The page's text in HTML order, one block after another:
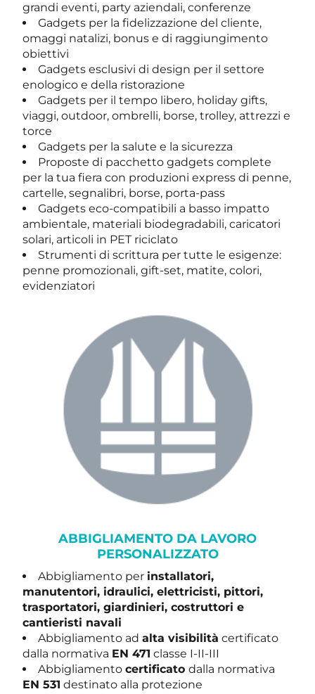
grandi eventi, party aziendali, conferenze
Gadgets per la fidelizzazione del cliente,
omaggi natalizi, bonus e di raggiungimento
obiettivi
Gadgets esclusivi di design per il settore
enologico e della ristorazione
Gadgets per il tempo libero, holiday gifts,
viaggi, outdoor, ombrelli, borse, trolley, attrezzi e
torce
Gadgets per la salute e la sicurezza
Proposte di pacchetto gadgets complete
per la tua fiera con produzioni express di penne,
cartelle, segnalibri, borse, porta-pass
Gadgets eco-compatibili a basso impatto
ambientale, materiali biodegradabili, caricatori
solari, articoli in PET riciclato
Strumenti di scrittura per tutte le esigenze:
penne promozionali, gift-set, matite, colori,
evidenziatori
ABBIGLIAMENTO DA LAVORO
PERSONALIZZATO
Abbigliamento per installatori,
manutentori, idraulici, elettricisti, pittori,
trasportatori, giardinieri, costruttori e
cantieristi navali
Abbigliamento adalta visibilità certificato
dalla normativa EN 471 classe I-II-III
Abbigliamentocertificatodalla normativa
EN 531 destinato alla protezione